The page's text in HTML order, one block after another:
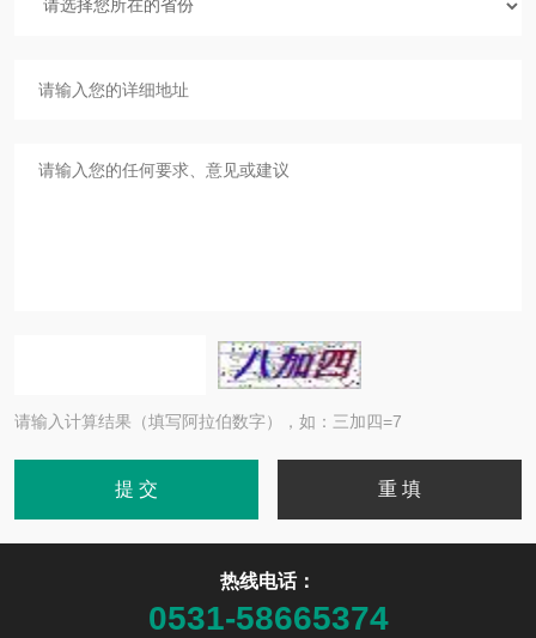
请输入计算结果（填写阿拉伯数字），如：三加四=7
热线电话：
0531-58665374